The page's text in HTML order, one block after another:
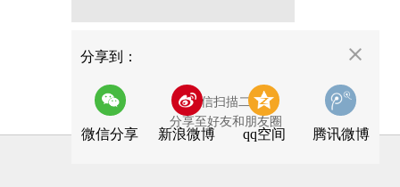
分享到：
微信分享
用微信扫描二维码
分享至好友和朋友圈
新浪微博 qq空间 腾讯微博